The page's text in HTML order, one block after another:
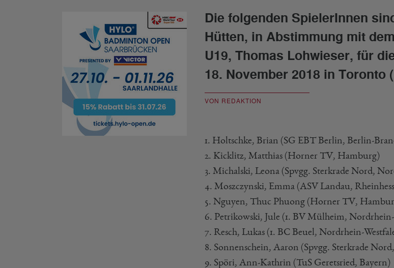
Die folgenden SpielerInnen
Hütten, in Abstimmung mit
U19, Thomas Lohwieser, für
18. November 2018 in Toronto
VON REDAKTION
1. Holtschke, Brian (SG EBT Berlin, Berlin-
2. Kicklitz, Matthias (Horner TV, Hamburg)
3. Michalski, Leona (Spvgg. Sterkrade Nord,
4. Moszczynski, Emma (ASV Landau,
5. Nguyen, Thuc Phuong (Horner TV,
6. Petrikowski, Jule (1. BV Mülheim,
7. Resch, Lukas (1. BC Beuel, Nordrhein-
8. Sonnenschein, Aaron (Spvgg. Sterkrade
9. Spöri, Ann-Kathrin (TuS Geretsried, Bayern)